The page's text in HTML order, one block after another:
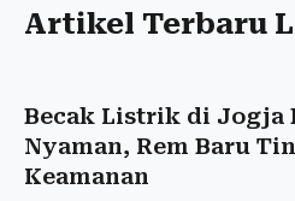
Artikel Terbaru
Becak Listrik di Jogja
Nyaman, Rem Baru
Keamanan